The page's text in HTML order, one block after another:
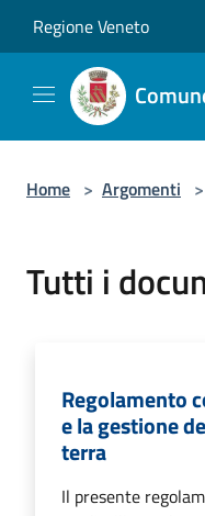
Regione Veneto
Home > Argomenti >
Tutti i
Regolamento
e la gestione
terra
Il presente